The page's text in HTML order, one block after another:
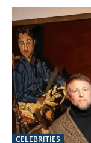
CELEBRITIES